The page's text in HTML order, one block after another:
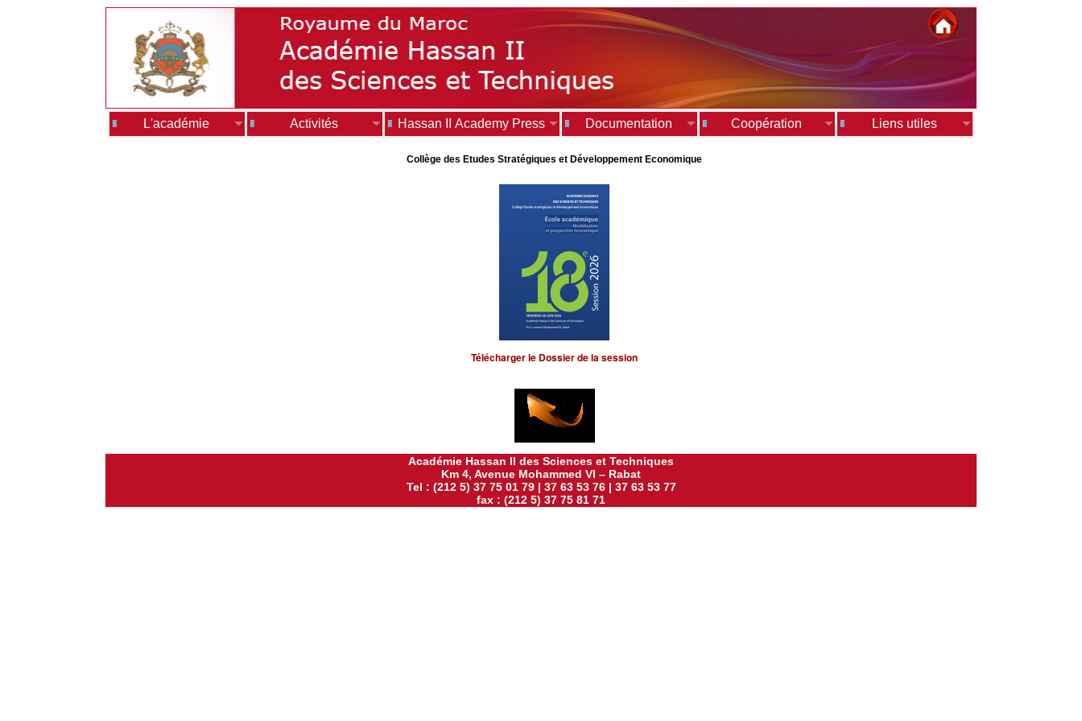
L'académie Activités Hassan II Academy Press Documentation Coopération Liens utiles
Collège des Etudes Stratégiques et Développement Economique
Télécharger le Dossier de la session
Académie Hassan II des Sciences et Techniques
Km 4, Avenue Mohammed VI – Rabat
Tel : (212 5) 37 75 01 79 | 37 63 53 76 | 37 63 53 77
fax : (212 5) 37 75 81 71